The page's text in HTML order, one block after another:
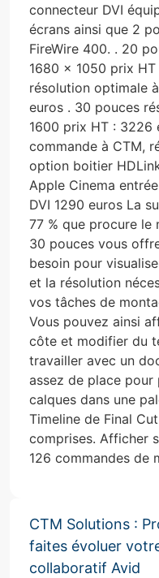
connecteur DVI
écrans ainsi que 2
FireWire 400. . 20
1680 x 1050 prix
résolution optimale
euros . 30 pouces
1600 prix HT : 3226
commande à CTM,
option boitier
Apple Cinema
DVI 1290 euros La
77 % que procure le
30 pouces vous
besoin pour
et la résolution
vos tâches de
Vous pouvez ainsi
côte et modifier du
travailler avec un
assez de place pour
calques dans une
Timeline de Final
comprises. Afficher
126 commandes de
CTM Solutions :
faites évoluer
collaboratif Avid